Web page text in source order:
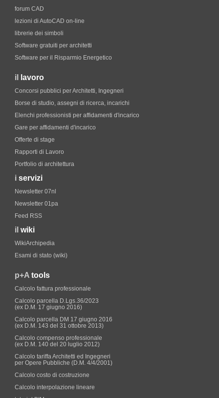
forum CAD
lezioni di AutoCAD on-line
librerie dei simboli
Software gratuiti per architetti
Software per il Risparmio Energetico
il lavoro
Concorsi pubblici per Architetti, Ingegneri
Borse di studio, assegni di ricerca, incarichi
Elenchi professionisti per affidamenti d'incarico
Gare per affidamenti d'incarico
Offerte di stage
Rapporti di Lavoro
Portfolio di architettura
i servizi
Newsletter 07nl
Newsletter 01pa
Feed RSS
il wiki
WikiArchipedia
Esami di stato (wiki)
p+A tools
Calcolo fattura professionale
Calcolo parcella D.Lgs.36/2023
(ex D.M. 17 giugno 2016)
Calcolo parcella DM 17 giugno 2016
(ex D.M. 143 del 31 ottobre 2013)
Calcolo compenso professionale
(ex D.M. 140 del 20 luglio 2012)
Calcolo tariffa Architetti ed Ingegneri
per Opere Pubbliche (D.M. 4/4/2001)
Calcolo costo di costruzione
Calcolo interpolazione lineare